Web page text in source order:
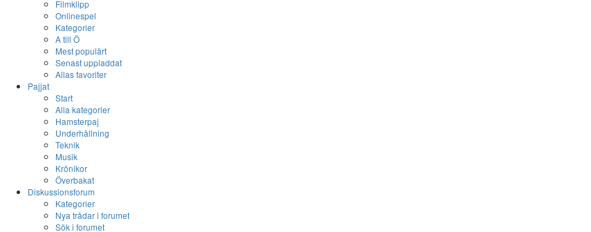
Filmklipp
Onlinespel
Kategorier
A till Ö
Mest populärt
Senast uppladdat
Allas favoriter
Pajjat
Start
Alla kategorier
Hamsterpaj
Underhållning
Teknik
Musik
Krönikor
Överbakat
Diskussionsforum
Kategorier
Nya trådar i forumet
Sök i forumet